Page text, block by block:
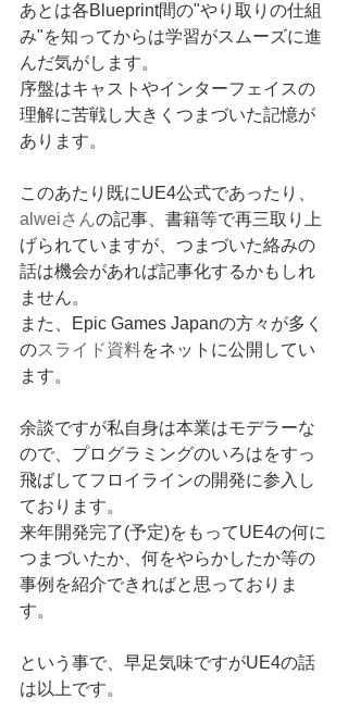
あとは各Blueprint間の"やり取りの仕組
み"を知ってからは学習がスムーズに進
んだ気がします。
序盤はキャストやインターフェイスの
理解に苦戦し大きくつまづいた記憶が
あります。
このあたり既にUE4公式であったり、
alweiさんの記事、書籍等で再三取り上
げられていますが、つまづいた絡みの
話は機会があれば記事化するかもしれ
ません。
また、Epic Games Japanの方々が多く
のスライド資料をネットに公開してい
ます。
余談ですが私自身は本業はモデラーな
ので、プログラミングのいろはをすっ
飛ばしてフロイラインの開発に参入し
ております。
来年開発完了(予定)をもってUE4の何に
つまづいたか、何をやらかしたか等の
事例を紹介できればと思っておりま
す。
という事で、早足気味ですがUE4の話
は以上です。